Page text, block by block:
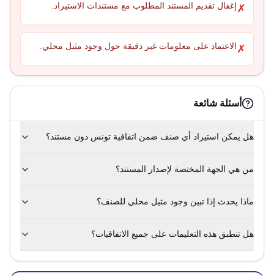
✗ إغفال تقديم المستند المطلوب مع مستندات الاستيراد.
✗ الاعتماد على معلومات غير دقيقة حول وجود مثيل محلي.
أسئلة شائعة
هل يمكن استيراد أي صنف ضمن اتفاقية تونس دون مستند؟
من هي الجهة المختصة لإصدار المستند؟
ماذا يحدث إذا تبين وجود مثيل محلي للصنف؟
هل تنطبق هذه التعليمات على جميع الاتفاقيات؟